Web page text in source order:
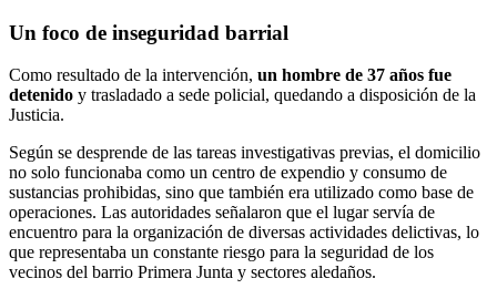
Un foco de inseguridad barrial
​Como resultado de la intervención, un hombre de 37 años fue
detenido y trasladado a sede policial, quedando a disposición de la
Justicia.
​Según se desprende de las tareas investigativas previas, el domicilio
no solo funcionaba como un centro de expendio y consumo de
sustancias prohibidas, sino que también era utilizado como base de
operaciones. Las autoridades señalaron que el lugar servía de
encuentro para la organización de diversas actividades delictivas, lo
que representaba un constante riesgo para la seguridad de los
vecinos del barrio Primera Junta y sectores aledaños.